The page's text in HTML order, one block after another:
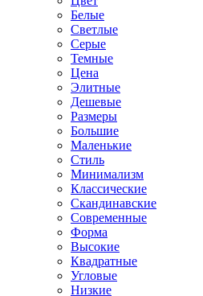
Белые
Светлые
Серые
Темные
Цена
Элитные
Дешевые
Размеры
Большие
Маленькие
Стиль
Минимализм
Классические
Скандинавские
Современные
Форма
Высокие
Квадратные
Угловые
Низкие